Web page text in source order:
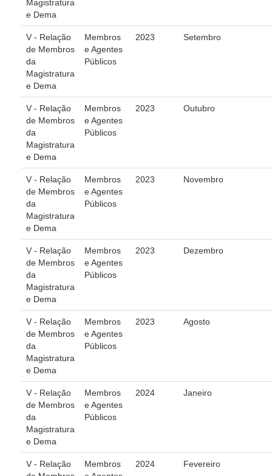
Comissão Permanente de Acessibilidade e Inclusão
Escola Judicial
Programa Trabalho Seguro
Coordenadoria de Saúde
Serviços
Ação Trabalhista (Atermação)
Atermação On-line - Interior de Roraima
Atermação On-line - Interior do Amazonas
Agendamento de Reclamação Verbal
Glossário
Consulta de Pautas
Atas de Sessões do Pleno
Audiências e Sessões
Calendário das Sessões da 1ª Turma 2026
Calendário de Sessões da 2ª Turma - 2026
Calendário das Sessões da 3ª Turma 2026
Calendário das Sessões do Pleno e Especializadas 2026
Cadastro de Peritos, Tradutores e Intérpretes
Calendários
Calendário Geral
Magistratura
e Dema
V - Relação
de Membros
da
Magistratura
e Dema
Membros
e Agentes
Públicos
2023 Setembro
V - Relação
de Membros
da
Magistratura
e Dema
Membros
e Agentes
Públicos
2023 Outubro
V - Relação
de Membros
da
Magistratura
e Dema
Membros
e Agentes
Públicos
2023 Novembro
V - Relação
de Membros
da
Magistratura
e Dema
Membros
e Agentes
Públicos
2023 Dezembro
V - Relação
de Membros
da
Magistratura
e Dema
Membros
e Agentes
Públicos
2023 Agosto
V - Relação
de Membros
da
Magistratura
e Dema
Membros
e Agentes
Públicos
2024 Janeiro
V - Relação
Membros
2024 Fevereiro